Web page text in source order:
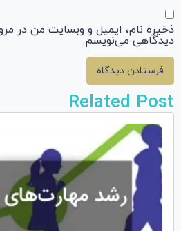
ذخیره نام، ایمیل و وبسایت من در
دیدگاهی می‌نویسم.
Related Post